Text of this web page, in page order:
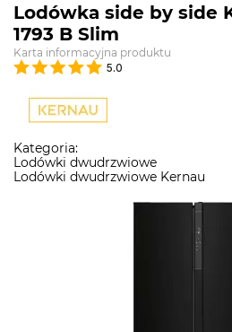
Lodówka side by side
1793 B Slim
Karta informacyjna produktu
5.0
Kategoria:
Lodówki dwudrzwiowe
Lodówki dwudrzwiowe Kernau